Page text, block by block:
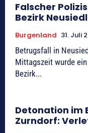
Falscher
Bezirk
Burgenland 31. Juli
Betrugsfall in
Mittagszeit wurde
Bezirk...
Detonation im
Zurndorf: